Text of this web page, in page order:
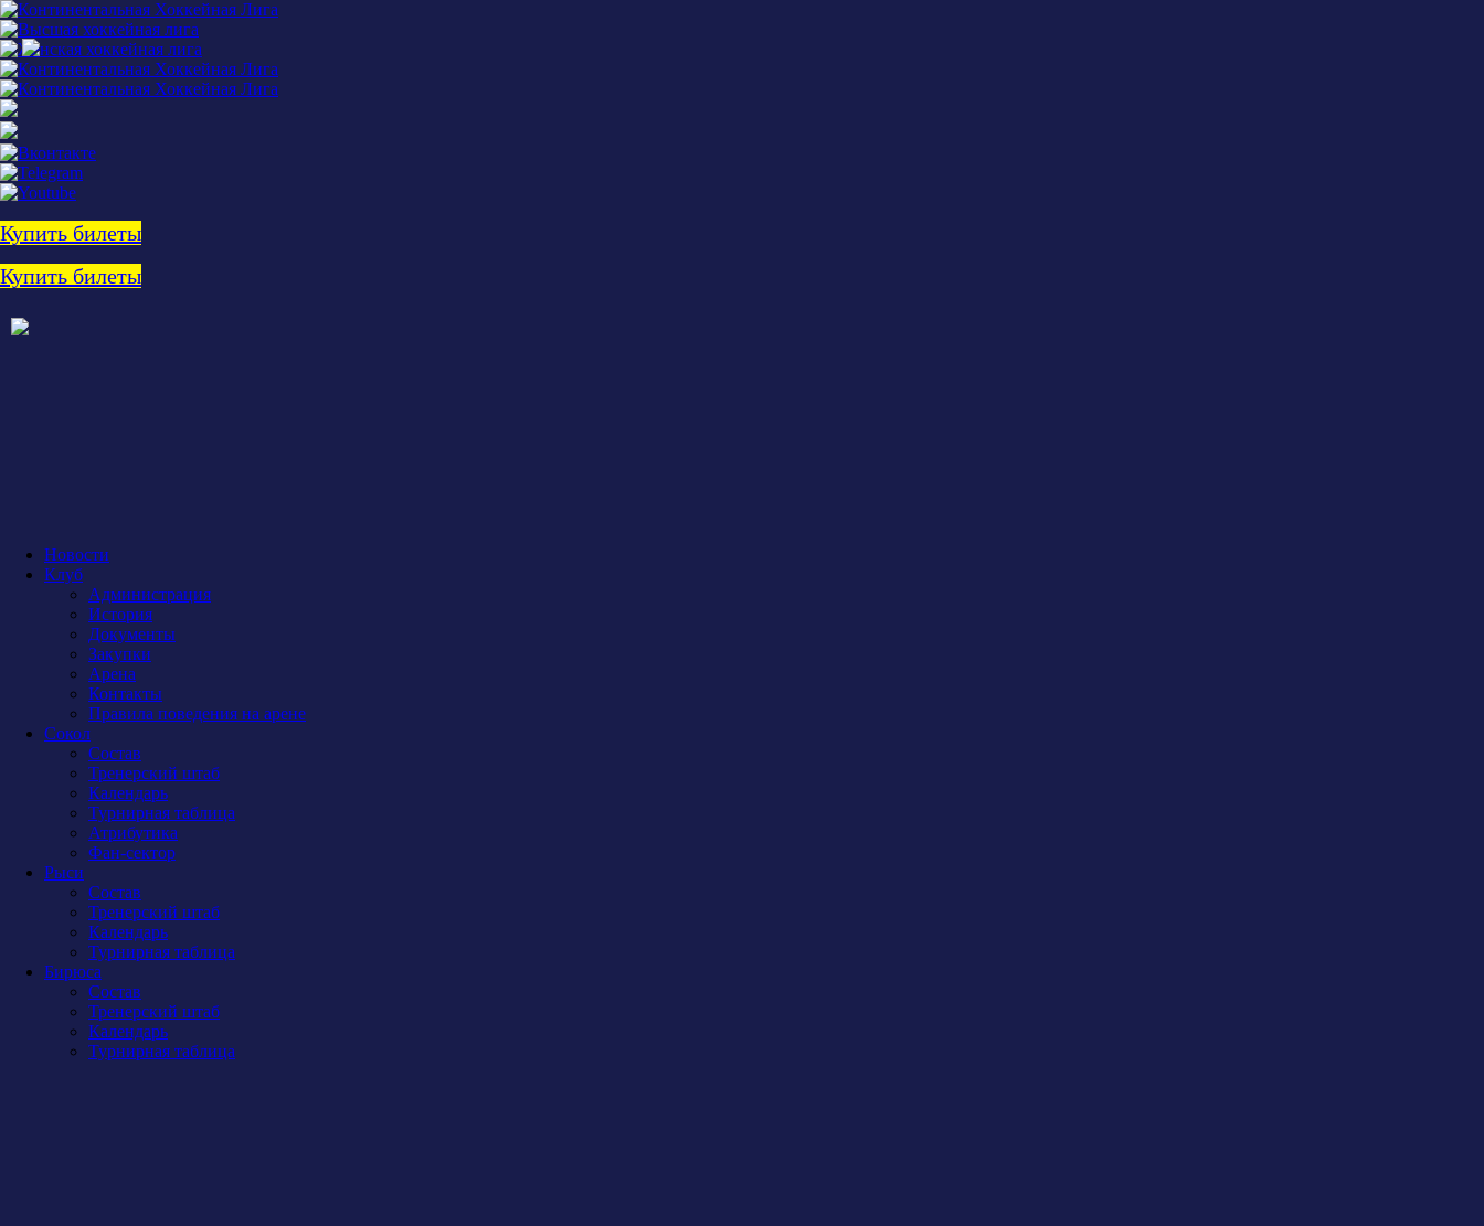
Купить билеты
Купить билеты
Новости
Клуб
Администрация
История
Документы
Закупки
Арена
Контакты
Правила поведения на арене
Сокол
Состав
Тренерский штаб
Календарь
Турнирная таблица
Атрибутика
Фан-сектор
Рыси
Состав
Тренерский штаб
Календарь
Турнирная таблица
Бирюса
Состав
Тренерский штаб
Календарь
Турнирная таблица